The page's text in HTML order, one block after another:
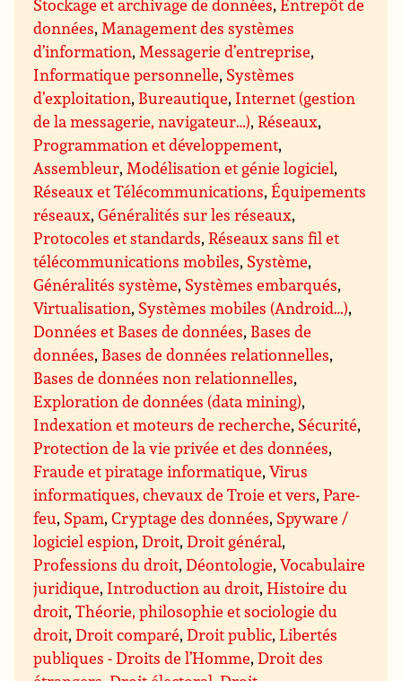
données, Management des systèmes
d’information, Messagerie d’entreprise,
Informatique personnelle, Systèmes
d’exploitation, Bureautique, Internet (gestion
de la messagerie, navigateur…),Réseaux,
Programmation et développement,
Assembleur, Modélisation et génie logiciel,
Réseaux et Télécommunications,Équipements
réseaux,Généralités sur les réseaux,
Protocoles et standards,Réseaux sans fil et
télécommunications mobiles, Système,
Généralités système, Systèmes embarqués,
Virtualisation, Systèmes mobiles (Android…),
Données et Bases de données, Bases de
données, Bases de données relationnelles,
Bases de données non relationnelles,
Exploration de données (data mining),
Indexation et moteurs de recherche, Sécurité,
Protection de la vie privée et des données,
Fraude et piratage informatique,Virus
informatiques, chevaux de Troie et vers,Pare-
feu, Spam,Cryptage des données, Spyware /
logiciel espion,Droit,Droit général,
Professions du droit,Déontologie,Vocabulaire
juridique, Introduction au droit,Histoire du
droit,Théorie, philosophie et sociologie du
droit,Droit comparé,Droit public,Libertés
publiques - Droits de l’Homme,Droit des